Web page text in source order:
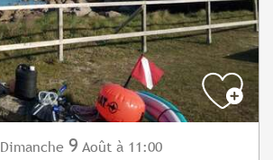
Dimanche 9 Août à 11:00